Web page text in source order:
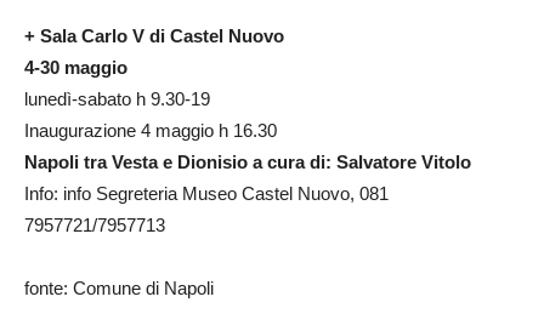
+ Sala Carlo V di Castel Nuovo
4-30 maggio
lunedì-sabato h 9.30-19
Inaugurazione 4 maggio h 16.30
Napoli tra Vesta e Dionisio a cura di: Salvatore Vitolo
Info: info Segreteria Museo Castel Nuovo, 081
7957721/7957713
fonte: Comune di Napoli